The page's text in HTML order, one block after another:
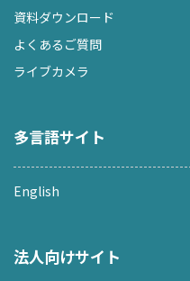
資料ダウンロード
よくあるご質問
ライブカメラ
多言語サイト
English
法人向けサイト